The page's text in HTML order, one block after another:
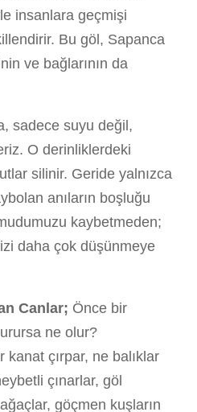
insanlara geçmişi
Bu göl, Sapanca
ve bağlarının da
sadece suyu değil,
O derinliklerdeki
silinir. Geride yalnızca
anıların boşluğu
kaybetmeden;
daha çok düşünmeye
Canlar; Önce bir
ne olur?
çırpar, ne balıklar
çınarlar, göl
göçmen kuşların